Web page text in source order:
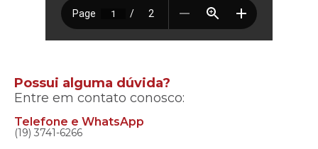
Possui alguma dúvida?
Entre em contato conosco:
Telefone e WhatsApp
(19) 3741-6266